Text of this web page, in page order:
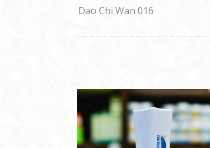
Dao Chi Wan 016